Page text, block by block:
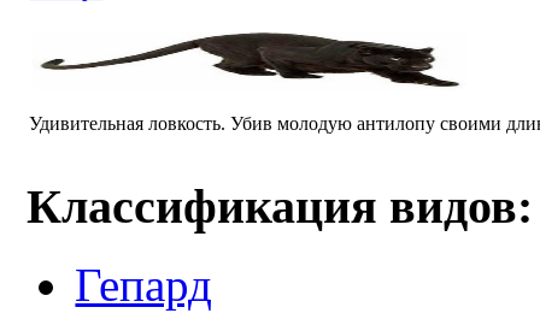
Удивительная ловкость. Убив молодую антилопу своими
Классификация видов:
Гепард